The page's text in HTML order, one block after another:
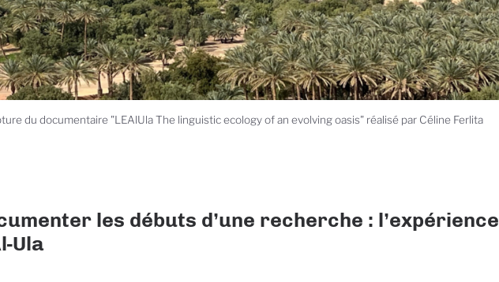
du documentaire "LEAlUla The linguistic ecology of an evolving oasis" réalisé par Céline Ferlita
les débuts d’une recherche : l’expérience
Ula